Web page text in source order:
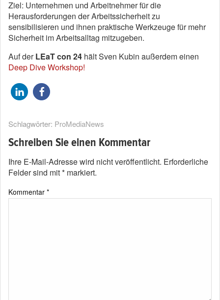
Ziel: Unternehmen und Arbeitnehmer für die
Herausforderungen der Arbeitssicherheit zu
sensibilisieren und ihnen praktische Werkzeuge für mehr
Sicherheit im Arbeitsalltag mitzugeben.
Auf derLEaT con 24 hält Sven Kubin außerdem einen
Deep Dive Workshop!
Schlagwörter: ProMediaNews
Schreiben Sie einen Kommentar
Ihre E-Mail-Adresse wird nicht veröffentlicht. Erforderliche
Felder sind mit* markiert.
Kommentar *